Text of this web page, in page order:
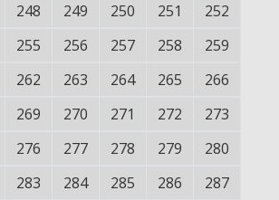
248 249 250 251
252
255 256 257 258
259
262 263 264 265
266
269 270 271 272
273
276 277 278 279
280
283 284 285 286
287